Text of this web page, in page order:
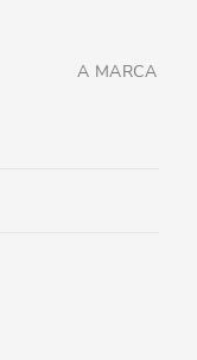
A MARCA